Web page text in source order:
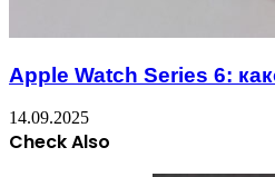
Apple Watch Series 6:
14.09.2025
Check Also